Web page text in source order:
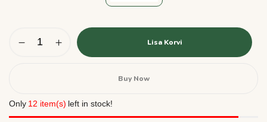
Lisa Korvi
Buy Now
Only 12 item(s) left in stock!